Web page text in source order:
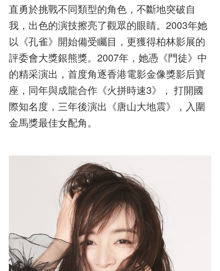
直勇於挑戰不同類型的角色，不斷地突破自
我，出色的演技擦亮了觀眾的眼睛。2003年她
以《孔雀》開始備受矚目，更獲得柏林影展的
評委會大獎銀熊獎。2007年，她憑《門徒》中
的精采演出，首度角逐香港電影金像獎影后寶
座，同年與成龍合作《火拼時速3》， 打開國
際知名度，三年後演出《唐山大地震》，入圍
金馬獎最佳女配角。